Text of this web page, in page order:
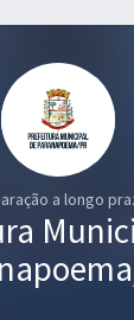
a longo